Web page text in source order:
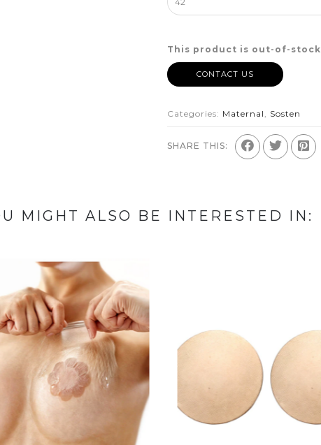
This product is out-of-
CONTACT US
Categories: Maternal , Sosten
SHARE THIS:
MIGHT ALSO BE INTERESTED IN: